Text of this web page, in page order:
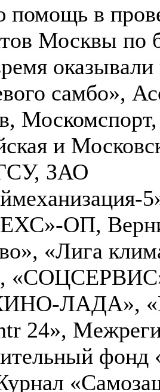
в
Москвы по
самбо»,
Москомспорт,
и
ЗАО
ОП,
«Лига
ЛАДА»,
24»,
фонд